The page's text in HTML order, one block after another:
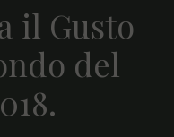
il Gusto
del